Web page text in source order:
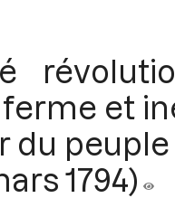
et
du
1794)